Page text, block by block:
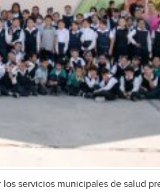
servicios municipales de salud